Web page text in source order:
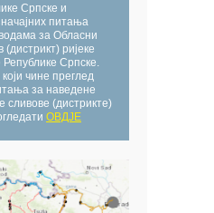
Српске и
питања
за Обласни
(дистрикт) ријеке
Српске.
чине преглед
за наведене
сливове (дистрикте)
ОВДЈЕ